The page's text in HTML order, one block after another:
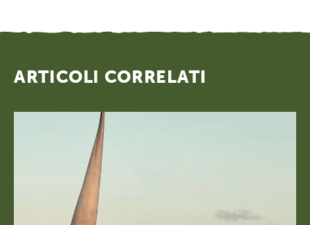
ARTICOLI CORRELATI